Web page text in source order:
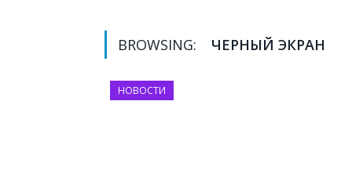
BROWSING: ЧЕРНЫЙ ЭКРАН
НОВОСТИ